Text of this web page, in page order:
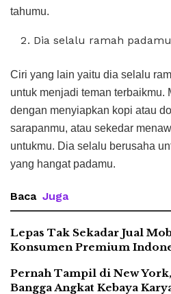
tahumu.
Dia selalu ramah padamu
Ciri yang lain yaitu dia selalu
untuk menjadi teman terbaikmu.
dengan menyiapkan kopi atau
sarapanmu, atau sekedar
untukmu. Dia selalu berusaha
yang hangat padamu.
Baca Juga
Lepas Tak Sekadar Jual
Konsumen Premium
Pernah Tampil di New
Bangga Angkat Kebaya